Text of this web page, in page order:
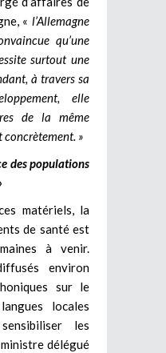
« l’Allemagne
qu’une
surtout une
à travers sa
elle
de la même
»
des populations
matériels, la
de santé est
à venir.
environ
sur le
locales
les
délégué